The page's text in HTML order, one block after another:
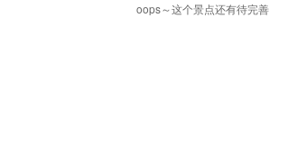
oops～这个景点还有待完善